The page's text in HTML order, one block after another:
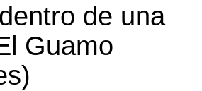
de una
Guamo